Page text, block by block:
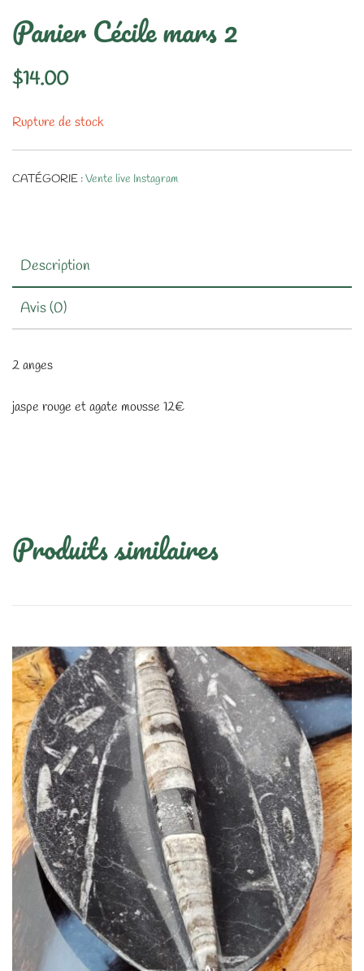
Panier Cécile mars 2
$14.00
Rupture de stock
CATÉGORIE :Vente live Instagram
Description
Avis (0)
2 anges
jaspe rouge et agate mousse 12€
Produits similaires